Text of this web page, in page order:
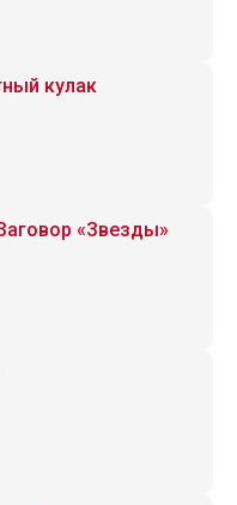
кулак
«Звезды»